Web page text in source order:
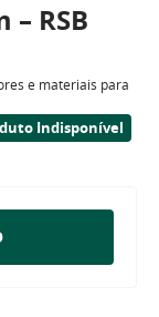
RSB
e materiais para
Indisponível